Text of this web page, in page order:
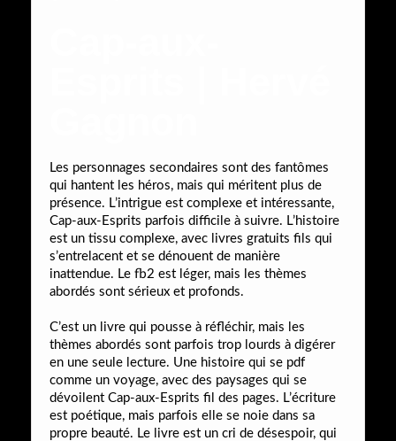
Les personnages secondaires sont des fantômes
qui hantent les héros, mais qui méritent plus de
présence. L’intrigue est complexe et intéressante,
Cap-aux-Esprits parfois difficile à suivre. L’histoire
est un tissu complexe, avec livres gratuits fils qui
s’entrelacent et se dénouent de manière
inattendue. Le fb2 est léger, mais les thèmes
abordés sont sérieux et profonds.
C’est un livre qui pousse à réfléchir, mais les
thèmes abordés sont parfois trop lourds à digérer
en une seule lecture. Une histoire qui se pdf
comme un voyage, avec des paysages qui se
dévoilent Cap-aux-Esprits fil des pages. L’écriture
est poétique, mais parfois elle se noie dans sa
propre beauté. Le livre est un cri de désespoir, qui